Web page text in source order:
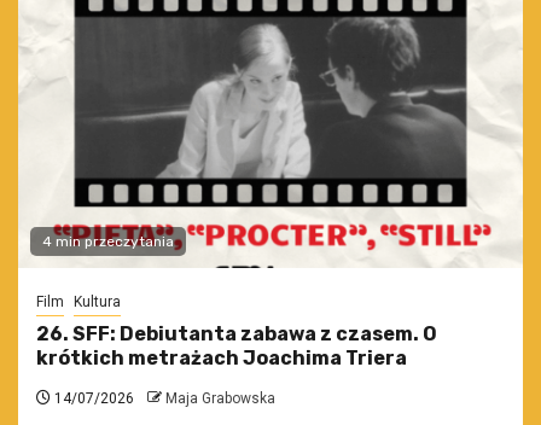
4 min przeczytania
Film Kultura
26. SFF: Debiutanta zabawa z czasem. O
krótkich metrażach Joachima Triera
14/07/2026 Maja Grabowska